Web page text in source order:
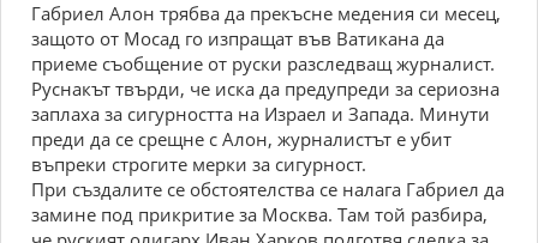
Габриел Алон трябва да прекъсне медения си месец,
защото от Мосад го изпращат във Ватикана да
приеме съобщение от руски разследващ журналист.
Руснакът твърди, че иска да предупреди за сериозна
заплаха за сигурността на Израел и Запада. Минути
преди да се срещне с Алон, журналистът е убит
въпреки строгите мерки за сигурност.
При създалите се обстоятелства се налага Габриел да
замине под прикритие за Москва. Там той разбира,